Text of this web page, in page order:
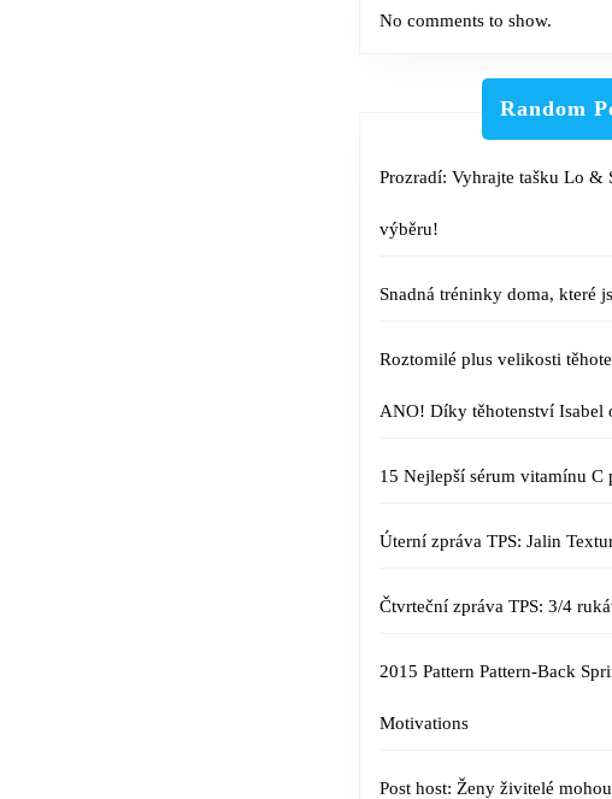
No comments to show.
Random
Prozradí: Vyhrajte tašku Lo &
výběru!
Snadná tréninky doma, které
Roztomilé plus velikosti
ANO! Díky těhotenství Isabel
15 Nejlepší sérum vitamínu C
Úterní zpráva TPS: Jalin
Čtvrteční zpráva TPS: 3/4
2015 Pattern Pattern-Back
Motivations
Post host: Ženy živitelé